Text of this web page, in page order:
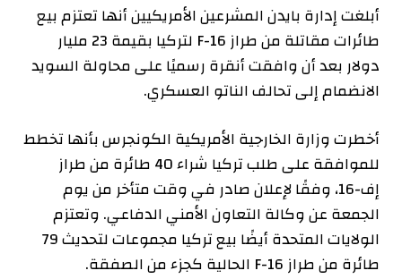
أبلغت إدارة بايدن المشرعين الأمريكيين أنها تعتزم بيع
طائرات مقاتلة من طراز F-16 لتركيا بقيمة 23 مليار
دولار بعد أن وافقت أنقرة رسميًا على محاولة السويد
الانضمام إلى تحالف الناتو العسكري.
أخطرت وزارة الخارجية الأمريكية الكونجرس بأنها تخطط
للموافقة على طلب تركيا شراء 40 طائرة من طراز
إف-16، وفقًا لإعلان صادر في وقت متأخر من يوم
الجمعة عن وكالة التعاون الأمني ​​الدفاعي. وتعتزم
الولايات المتحدة أيضًا بيع تركيا مجموعات لتحديث 79
طائرة من طراز F-16 الحالية كجزء من الصفقة.